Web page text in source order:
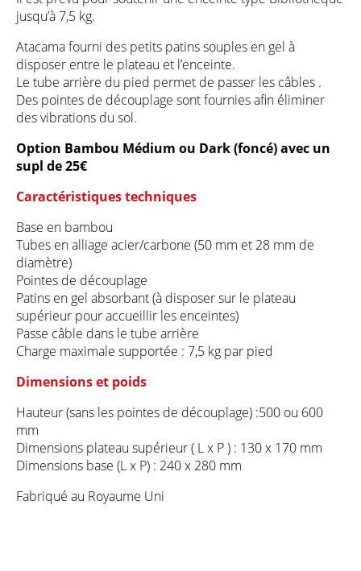
jusqu’à 7,5 kg.
Atacama fourni des petits patins souples en gel à
disposer entre le plateau et l’enceinte.
Le tube arrière du pied permet de passer les câbles .
Des pointes de découplage sont fournies afin éliminer
des vibrations du sol.
Option Bambou Médium ou Dark (foncé) avec un
supl de 25€
Caractéristiques techniques
Base en bambou
Tubes en alliage acier/carbone (50 mm et 28 mm de
diamètre)
Pointes de découplage
Patins en gel absorbant (à disposer sur le plateau
supérieur pour accueillir les enceintes)
Passe câble dans le tube arrière
Charge maximale supportée : 7,5 kg par pied
Dimensions et poids
Hauteur (sans les pointes de découplage) :500 ou 600
mm
Dimensions plateau supérieur ( L x P ) : 130 x 170 mm
Dimensions base (L x P) : 240 x 280 mm
Fabriqué au Royaume Uni